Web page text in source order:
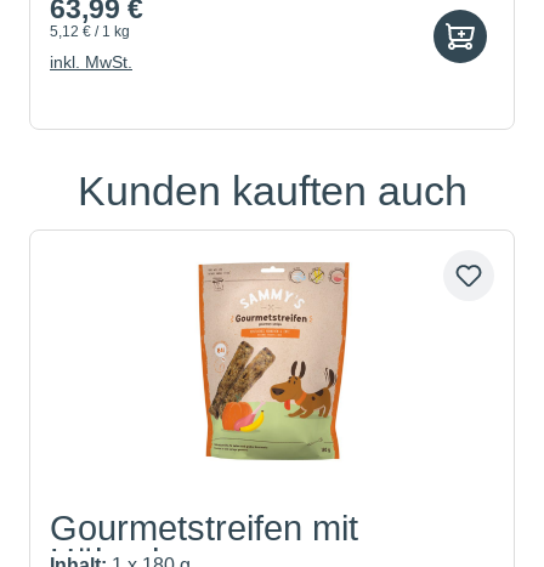
63,99 €
5,12 € / 1 kg
inkl. MwSt.
Produktgalerie überspringen
Kunden kauften auch
Gourmetstreifen mit